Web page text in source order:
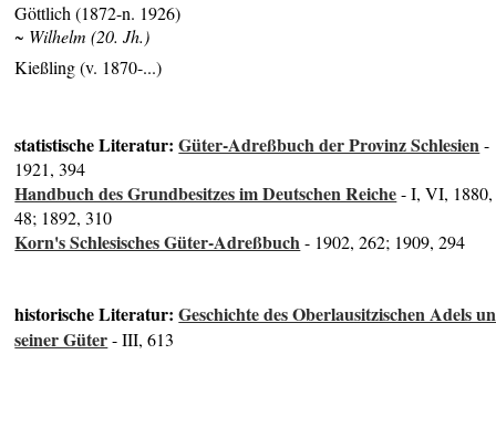
Göttlich (1872-n. 1926)
~ Wilhelm (20. Jh.)
Kießling (v. 1870-...)
statistische Literatur:Güter-Adreßbuch der Provinz Schlesien-
1921, 394
Handbuch des Grundbesitzes im Deutschen Reiche- I, VI, 1880,
48; 1892, 310
Korn's Schlesisches Güter-Adreßbuch- 1902, 262; 1909, 294
historische Literatur:Geschichte des Oberlausitzischen Adels
seiner Güter- III, 613